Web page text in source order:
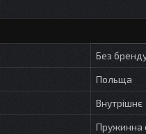
Без
Польща
Внутрішнє
Пружинна